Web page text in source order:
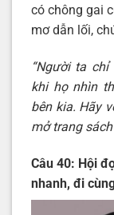
có chông gai
mơ dẫn lối,
“Người ta
khi họ nhìn
bên kia. Hãy
mở trang
Câu 40: Hội
nhanh, đi